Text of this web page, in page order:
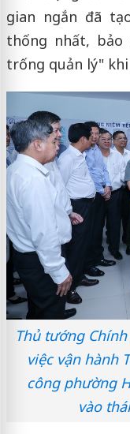
gian ngắn đã
thống nhất, bảo
trống quản lý"
Thủ tướng
việc vận hành
công phường
vào